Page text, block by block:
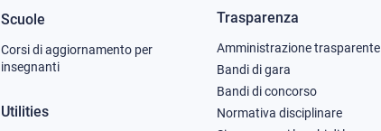
2
Scuole
Corsi di aggiornamento per
insegnanti
Utilities
3
Trasparenza
Amministrazione trasparente
Bandi di gara
Bandi di concorso
Normativa disciplinare